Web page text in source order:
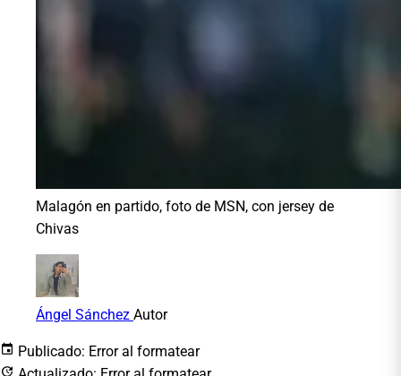
Malagón en partido, foto de MSN, con jersey de
Chivas
Ángel Sánchez Autor
Publicado: Error al formatear